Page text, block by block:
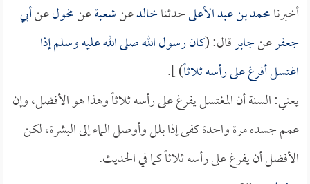
أخبرنامحمد بن عبد الأعلىحدثناخالدعنشعبةعنمخولعنأبي
جعفرعنجابرقال: (كان رسول الله صلى الله عليه وسلم إذا
اغتسل أفرغ على رأسه ثلاثاً) ].
يعني: السنة أن المغتسل يفرغ على رأسه ثلاثاً وهذا هو الأفضل، وإن
عمم جسده مرة واحدة كفى إذا بلل وأوصل الماء إلى البشرة، لكن
الأفضل أن يفرغ على رأسه ثلاثاً كما في الحديث.